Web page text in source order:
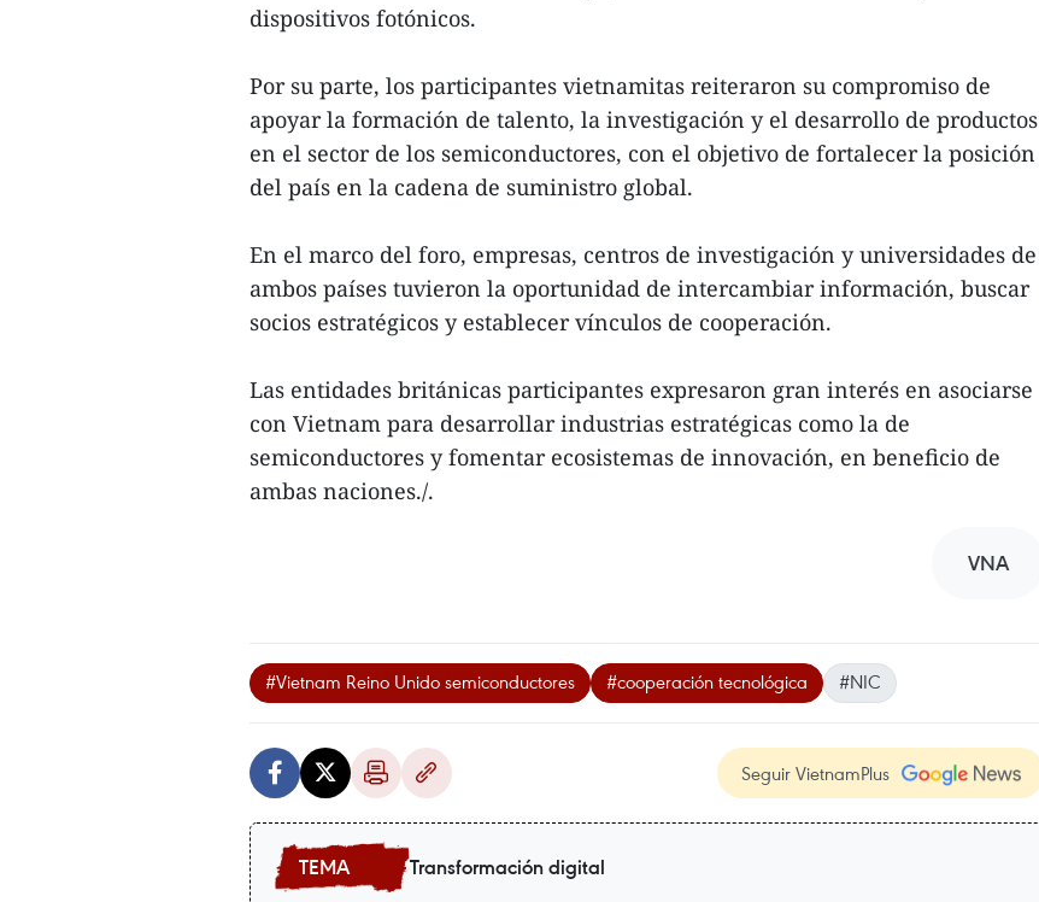
dispositivos fotónicos.
Por su parte, los participantes vietnamitas reiteraron su compromiso de
apoyar la formación de talento, la investigación y el desarrollo de productos
en el sector de los semiconductores, con el objetivo de fortalecer la posición
del país en la cadena de suministro global.
En el marco del foro, empresas, centros de investigación y universidades de
ambos países tuvieron la oportunidad de intercambiar información, buscar
socios estratégicos y establecer vínculos de cooperación.
Las entidades británicas participantes expresaron gran interés en asociarse
con Vietnam para desarrollar industrias estratégicas como la de
semiconductores y fomentar ecosistemas de innovación, en beneficio de
ambas naciones./.
VNA
#Vietnam Reino Unido semiconductores #cooperación tecnológica #NIC
Seguir VietnamPlus
Transformación digital